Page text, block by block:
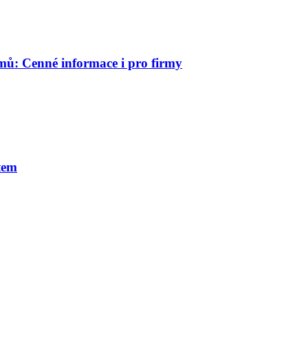
Cenné informace i pro firmy